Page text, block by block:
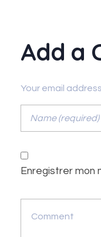
Add a
Your email
Enregistrer mon